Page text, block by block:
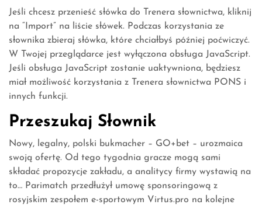
Jeśli chcesz przenieść słówka do Trenera słownictwa, kliknij
na “Import” na liście słówek. Podczas korzystania ze
słownika zbieraj słówka, które chciałbyś później poćwiczyć.
W Twojej przeglądarce jest wyłączona obsługa JavaScript.
Jeśli obsługa JavaScript zostanie uaktywniona, będziesz
miał możliwość korzystania z Trenera słownictwa PONS i
innych funkcji.
Przeszukaj Słownik
Nowy, legalny, polski bukmacher – GO+bet – urozmaica
swoją ofertę. Od tego tygodnia gracze mogą sami
składać propozycje zakładu, a analitycy firmy wystawią na
to… Parimatch przedłużył umowę sponsoringową z
rosyjskim zespołem e-sportowym Virtus.pro na kolejne